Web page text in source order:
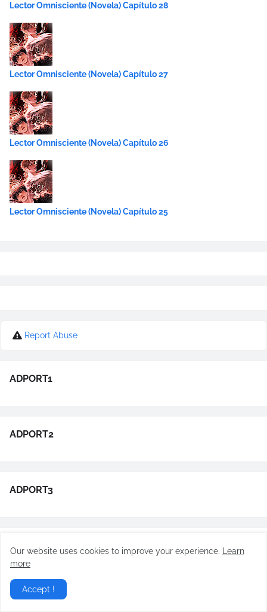
Lector Omnisciente (Novela) Capítulo 28
Lector Omnisciente (Novela) Capítulo 27
Lector Omnisciente (Novela) Capítulo 26
Lector Omnisciente (Novela) Capítulo 25
Report Abuse
ADPORT1
ADPORT2
ADPORT3
ADPORT4
Our website uses cookies to improve your experience.
Learn
more
Accept !